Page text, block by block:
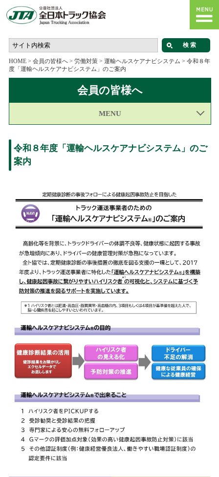
HOME> 会員の皆様へ> 労働対策> 運輸ヘルスケアナビシステム > 令和８年
度「運輸ヘルスケアナビシステム」のご案内
会員の皆様へ
MENU
令和８年度「運輸ヘルスケアナビシステム」のご
案内